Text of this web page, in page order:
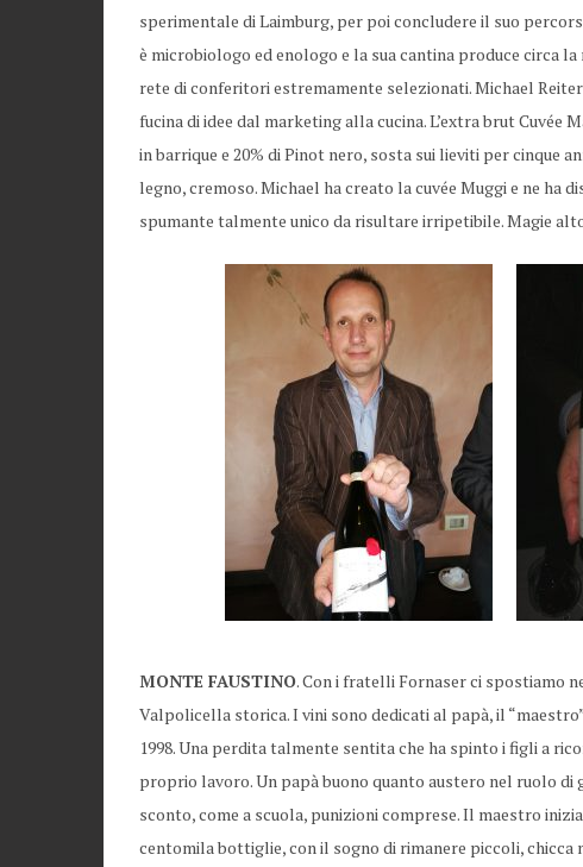
sperimentale di Laimburg, per poi concludere il suo
è microbiologo ed enologo e la sua cantina produce circa
rete di conferitori estremamente selezionati. Michael
fucina di idee dal marketing alla cucina. L’extra brut Cuvée
in barrique e 20% di Pinot nero, sosta sui lieviti per cinque
legno, cremoso. Michael ha creato la cuvée Muggi e ne ha
spumante talmente unico da risultare irripetibile. Magie
MONTE FAUSTINO. Con i fratelli Fornaser ci spostiamo
Valpolicella storica. I vini sono dedicati al papà, il
1998. Una perdita talmente sentita che ha spinto i figli a
proprio lavoro. Un papà buono quanto austero nel ruolo
sconto, come a scuola, punizioni comprese. Il maestro
centomila bottiglie, con il sogno di rimanere piccoli, chicca